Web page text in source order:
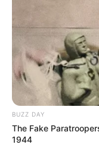
BUZZ DAY
The Fake
1944